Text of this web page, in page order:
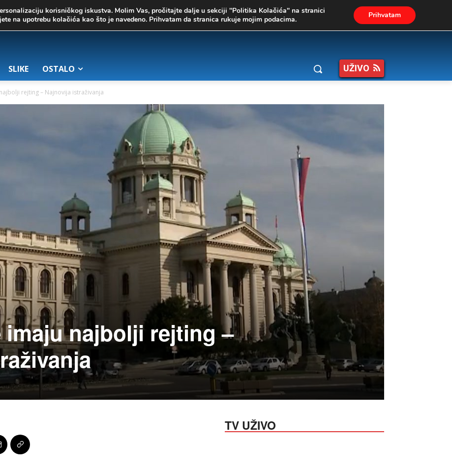
SLIKE OSTALO UŽIVO
rejting – Najnovija istraživanja
imaju najbolji rejting –
TV UŽIVO
korisničkog iskustva. Molim Vas, pročitajte dalje u sekciji "Politika Kolačića" na stranici
na upotrebu kolačića kao što je navedeno. Prihvatam da stranica rukuje mojim podacima. Prihvatam